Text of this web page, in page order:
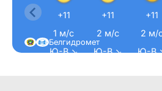
+11
1 м/с
Ю-В ↘
+11
2 м/с
Ю-В ↘
+11
2 м/
Ю-В
Белгидромет